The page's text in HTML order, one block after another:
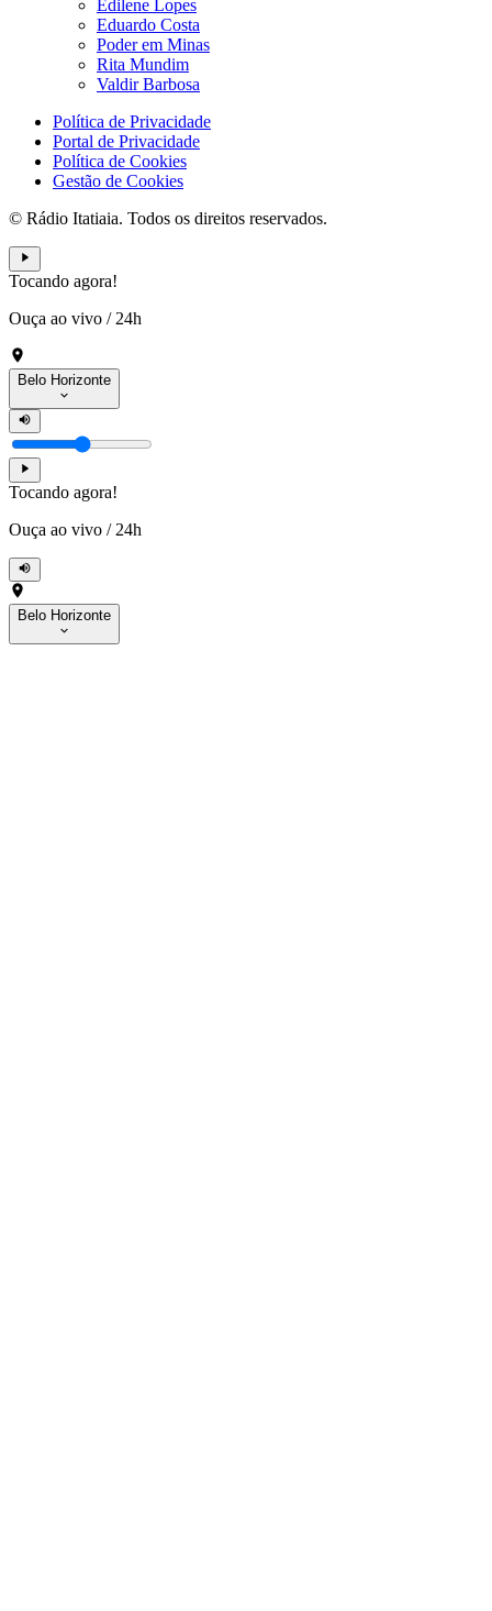
Edilene Lopes
Eduardo Costa
Poder em Minas
Rita Mundim
Valdir Barbosa
Política de Privacidade
Portal de Privacidade
Política de Cookies
Gestão de Cookies
© Rádio Itatiaia. Todos os direitos reservados.
Tocando agora!
Ouça ao vivo / 24h
Belo Horizonte
Tocando agora!
Ouça ao vivo / 24h
Belo Horizonte